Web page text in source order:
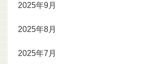
2025年9月
2025年8月
2025年7月